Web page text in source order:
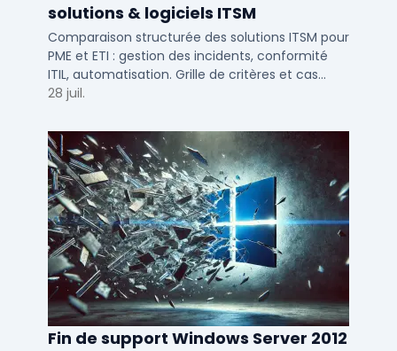
solutions & logiciels ITSM
Comparaison structurée des solutions ITSM pour
PME et ETI : gestion des incidents, conformité
ITIL, automatisation. Grille de critères et cas
d'usage par taille d'entreprise.
28 juil.
Fin de support Windows Server 2012